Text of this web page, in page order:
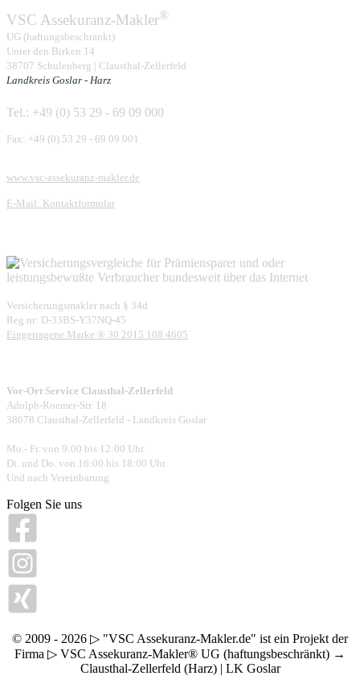
VSC Assekuranz-Makler®
UG (haftungsbeschränkt)
Unter den Birken 14
38707 Schulenberg | Clausthal-Zellerfeld
Landkreis Goslar - Harz
Tel.: +49 (0) 53 29 - 69 09 000
Fax: +49 (0) 53 29 - 69 09 001
www.vsc-assekuranz-makler.de
E-Mail: Kontaktformular
Versicherungsmakler nach § 34d
Reg.nr: D-33BS-Y37NQ-45
Eingetragene Marke ® 30 2015 108 4605
Vor-Ort Service Clausthal-Zellerfeld
Adolph-Roemer-Str. 18
38678 Clausthal-Zellerfeld - Landkreis Goslar
Mo.- Fr. von 9:00 bis 12:00 Uhr
Di. und Do. von 16:00 bis 18:00 Uhr
Und nach Vereinbarung
Folgen Sie uns
© 2009 - 2026 ▷ "VSC Assekuranz-Makler.de" ist ein Projekt der
Firma ▷ VSC Assekuranz-Makler® UG (haftungsbeschränkt) →
Clausthal-Zellerfeld (Harz) | LK Goslar